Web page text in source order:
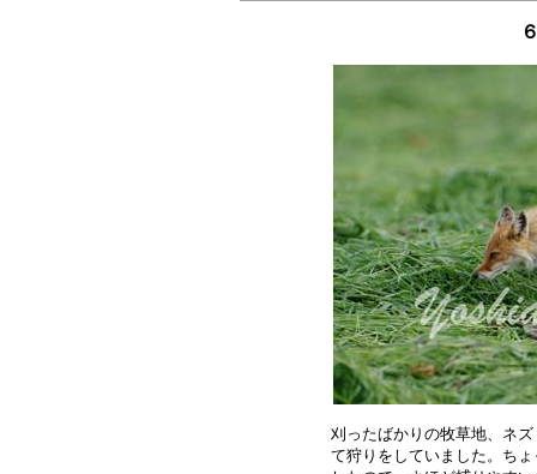
刈ったばかりの牧草地、ネ
て狩りをしていました。ち